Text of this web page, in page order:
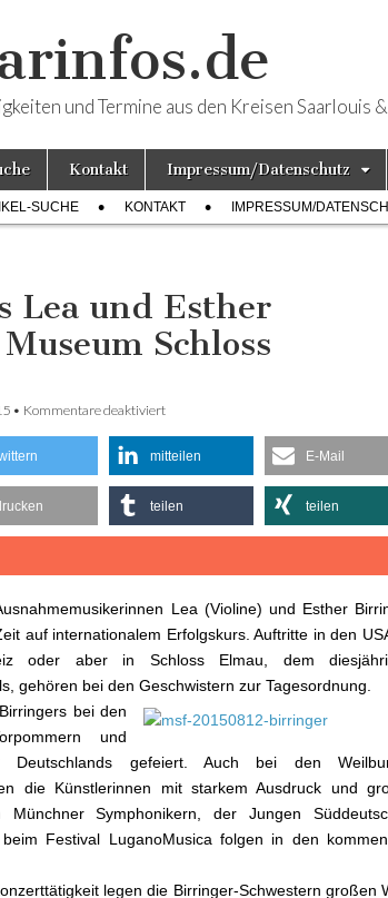
und Termine aus den Kreisen Saarlouis
Kontakt Impressum/Datenschutz
SUCHE KONTAKT IMPRESSUM/
Lea und Esther
Schloss
• Kommentare deaktiviert
mitteilen E-Mail
teilen teilen
Lea (Violine) und Esther
auf internationalem Erfolgskurs. Auftritte in den
oder aber in Schloss Elmau, dem
gehören bei den Geschwistern zur Tagesordnung.
bei den
und
Deutschlands gefeiert. Auch bei den
die Künstlerinnen mit starkem Ausdruck und
Symphonikern, der Jungen
Festival LuganoMusica folgen in den
legen die Birringer-Schwestern großen